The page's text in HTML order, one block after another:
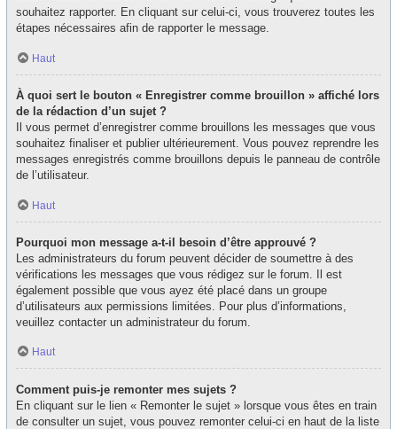
souhaitez rapporter. En cliquant sur celui-ci, vous trouverez toutes les
étapes nécessaires afin de rapporter le message.
Haut
À quoi sert le bouton « Enregistrer comme brouillon » affiché lors
de la rédaction d’un sujet ?
Il vous permet d’enregistrer comme brouillons les messages que vous
souhaitez finaliser et publier ultérieurement. Vous pouvez reprendre les
messages enregistrés comme brouillons depuis le panneau de contrôle
de l’utilisateur.
Haut
Pourquoi mon message a-t-il besoin d’être approuvé ?
Les administrateurs du forum peuvent décider de soumettre à des
vérifications les messages que vous rédigez sur le forum. Il est
également possible que vous ayez été placé dans un groupe
d’utilisateurs aux permissions limitées. Pour plus d’informations,
veuillez contacter un administrateur du forum.
Haut
Comment puis-je remonter mes sujets ?
En cliquant sur le lien « Remonter le sujet » lorsque vous êtes en train
de consulter un sujet, vous pouvez remonter celui-ci en haut de la liste